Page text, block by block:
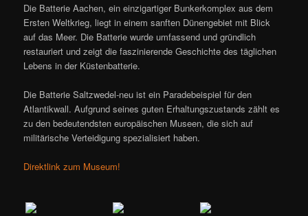
Die Batterie Aachen, ein einzigartiger Bunkerkomplex aus dem
Ersten Weltkrieg, liegt in einem sanften Dünengebiet mit Blick
auf das Meer. Die Batterie wurde umfassend und gründlich
restauriert und zeigt die faszinierende Geschichte des täglichen
Lebens in der Küstenbatterie.
Die Batterie Saltzwedel-neu ist ein Paradebeispiel für den
Atlantikwall. Aufgrund seines guten Erhaltungszustands zählt es
zu den bedeutendsten europäischen Museen, die sich auf
militärische Verteidigung spezialisiert haben.
Direktlink zum Museum!